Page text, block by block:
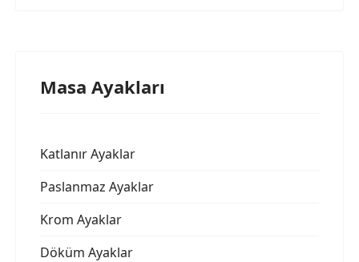
Masa Ayakları
Katlanır Ayaklar
Paslanmaz Ayaklar
Krom Ayaklar
Döküm Ayaklar